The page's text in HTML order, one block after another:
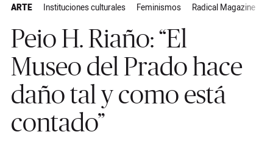
ARTE Instituciones culturales Feminismos Radical Magazine
Peio H. Riaño: “El
Museo del Prado hace
daño tal y como está
contado”